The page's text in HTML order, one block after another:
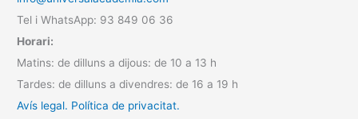
Tel i WhatsApp: 93 849 06 36
Horari:
Matins: de dilluns a dijous: de 10 a 13 h
Tardes: de dilluns a divendres: de 16 a 19 h
Avís legal. Política de privacitat.